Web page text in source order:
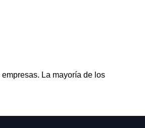
La mayoría de los